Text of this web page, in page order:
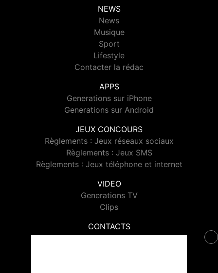
NEWS
News
Musique
Sport
Lifestyle
Contacter la rédac
APPS
Generations sur iPhone
Generations sur Android
JEUX CONCOURS
Règlements : Jeux réseaux sociaux
Règlements : Jeux SMS
Règlements : Jeux téléphone et internet
VIDEO
Generations TV
Clips
CONTACTS
Contacter Generations